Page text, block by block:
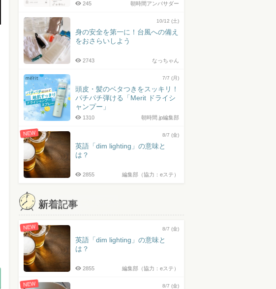
朝時間アンバサダー
245
10/12 (土)
身の安全を第一に！台風への備え
をおさらいしよう
なっちゃん
2743
7/7 (月)
頭皮・髪のベタつきをスッキリ！
パチパチ弾ける「Merit ドライシ
ャンプー」
朝時間.jp編集部
1310
NEW 8/7 (金)
英語「dim lighting」の意味と
は？
編集部（協力：eステ）
2855
新着記事
NEW 8/7 (金)
英語「dim lighting」の意味と
は？
編集部（協力：eステ）
2855
NEW 8/7 (金)